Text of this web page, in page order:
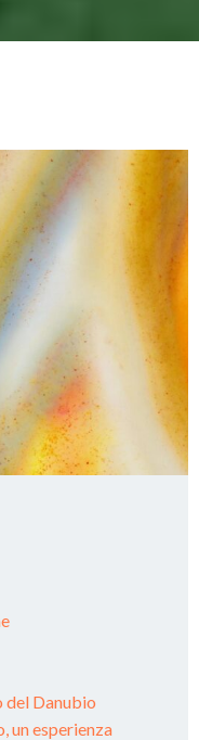
del Danubio
un esperienza